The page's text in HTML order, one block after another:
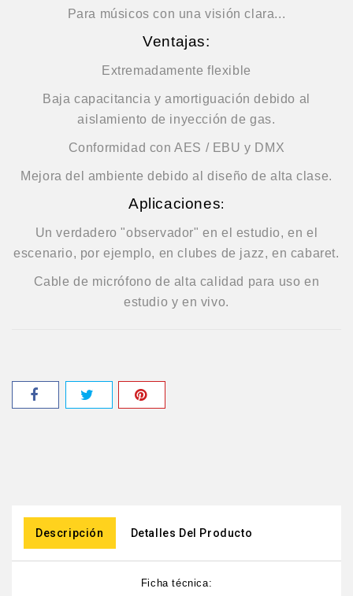
Para músicos con una visión clara...
Ventajas:
Extremadamente flexible
Baja capacitancia y amortiguación debido al
aislamiento de inyección de gas.
Conformidad con AES / EBU y DMX
Mejora del ambiente debido al diseño de alta clase.
Aplicaciones:
Un verdadero "observador" en el estudio, en el
escenario, por ejemplo, en clubes de jazz, en cabaret.
Cable de micrófono de alta calidad para uso en
estudio y en vivo.
Descripción Detalles Del Producto
Ficha técnica: